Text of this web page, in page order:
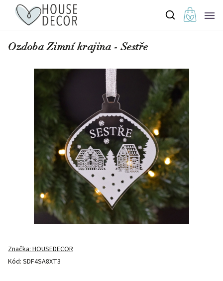
Ozdoba Zimní krajina - Sestře
Kód: SDF4SA8XT3
Značka:HOUSEDECOR